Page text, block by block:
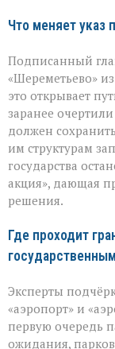
Что меняет указ
Подписанный
«Шереметьево»
это открывает
заранее
должен
им структурам
государства
акция», дающая
решения.
Где проходит
Эксперты
«аэропорт» и
первую очередь
ожидания,